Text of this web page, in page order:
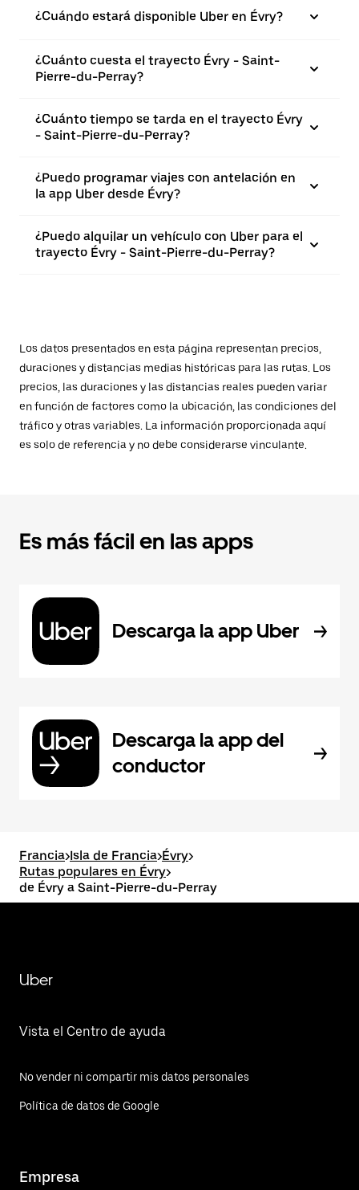
¿Cuándo estará disponible Uber en Évry?
¿Cuánto cuesta el trayecto Évry - Saint-
Pierre-du-Perray?
¿Cuánto tiempo se tarda en el trayecto Évry
- Saint-Pierre-du-Perray?
¿Puedo programar viajes con antelación en
la app Uber desde Évry?
¿Puedo alquilar un vehículo con Uber para el
trayecto Évry - Saint-Pierre-du-Perray?
Los datos presentados en esta página representan precios,
duraciones y distancias medias históricas para las rutas. Los
precios, las duraciones y las distancias reales pueden variar
en función de factores como la ubicación, las condiciones del
tráfico y otras variables. La información proporcionada aquí
es solo de referencia y no debe considerarse vinculante.
Es más fácil en las apps
Descarga la app Uber
Descarga la app del
conductor
Francia>Isla de Francia>Évry>
Rutas populares en Évry>
de Évry a Saint-Pierre-du-Perray
Uber
Vista el Centro de ayuda
No vender ni compartir mis datos personales
Política de datos de Google
Empresa